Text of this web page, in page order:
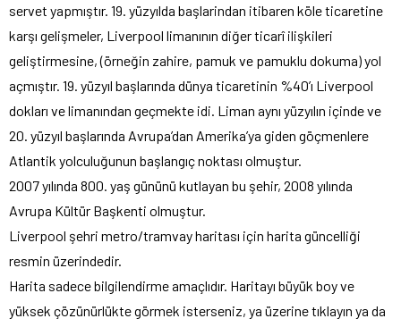
servet yapmıştır. 19. yüzyılda başlarindan itibaren köle ticaretine
karşı gelişmeler, Liverpool limanının diğer ticarî ilişkileri
geliştirmesine, (örneğin zahire, pamuk ve pamuklu dokuma) yol
açmıştır. 19. yüzyıl başlarında dünya ticaretinin %40’ı Liverpool
dokları ve limanından geçmekte idi. Liman aynı yüzyılın içinde ve
20. yüzyıl başlarında Avrupa’dan Amerika’ya giden göçmenlere
Atlantik yolculuğunun başlangıç noktası olmuştur.
2007 yılında 800. yaş gününü kutlayan bu şehir, 2008 yılında
Avrupa Kültür Başkenti olmuştur.
Liverpool şehri metro/tramvay haritası için harita güncelliği
resmin üzerindedir.
Harita sadece bilgilendirme amaçlıdır. Haritayı büyük boy ve
yüksek çözünürlükte görmek isterseniz, ya üzerine tıklayın ya da